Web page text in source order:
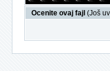
Ocenite ovaj fajl (Još